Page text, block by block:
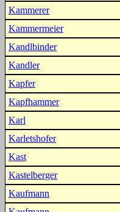
Kammerer
Kammermeier
Kandlbinder
Kandler
Kapfer
Kapfhammer
Karl
Karletshofer
Kast
Kastelberger
Kaufmann